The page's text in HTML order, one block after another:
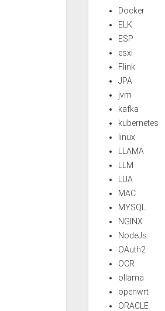
Docker
ELK
ESP
esxi
Flink
JPA
jvm
kafka
kubernetes
linux
LLAMA
LLM
LUA
MAC
MYSQL
NGINX
NodeJs
OAuth2
OCR
ollama
openwrt
ORACLE